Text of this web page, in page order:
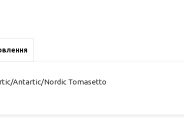
Antartic/Nordic Tomasetto